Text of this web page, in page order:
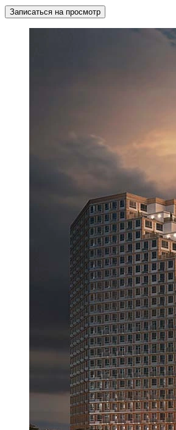
Записаться на просмотр